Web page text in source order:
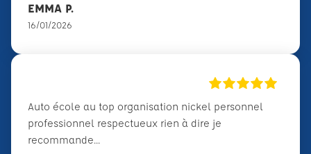
EMMA P.
16/01/2026
Auto école au top organisation nickel personnel
professionnel respectueux rien à dire je
recommande...